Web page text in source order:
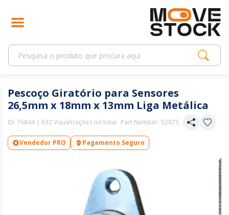
Pescoço Giratório para Sensores
26,5mm x 18mm x 13mm Liga Metálica
ID: 76844 | 632 Visualizações no total Part Number: 52875
Vendedor PRO Pagamento Seguro